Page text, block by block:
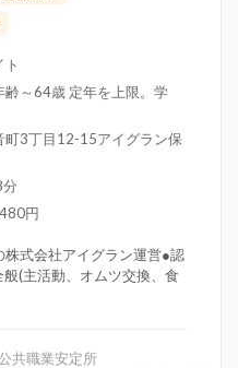
齢～64歳 定年を上限。学
町3丁目12-15アイグラン保
円
株式会社アイグラン運営●認
(主活動、オムツ交換、食
共職業安定所